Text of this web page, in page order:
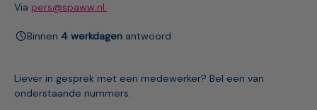
Via pers@spaww.nl.
Binnen 4 werkdagenantwoord
Liever in gesprek met een medewerker? Bel een van
onderstaande nummers.